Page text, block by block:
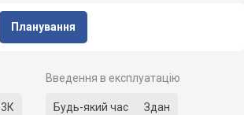
Планування
3К
Введення в експлуатацію
Будь-який час Здан